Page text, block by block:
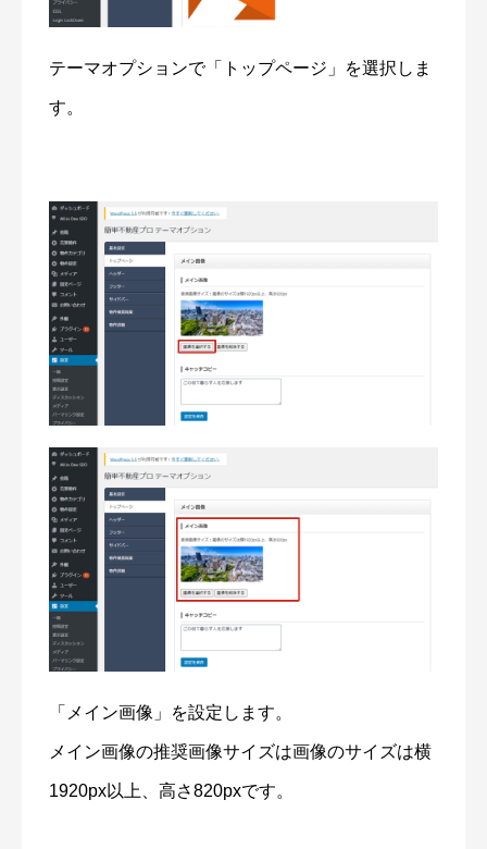
テーマオプションで「トップページ」を選択しま
す。
「メイン画像」を設定します。
メイン画像の推奨画像サイズは画像のサイズは横
1920px以上、高さ820pxです。